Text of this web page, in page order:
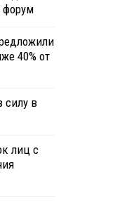
40% от
силу в
лиц с